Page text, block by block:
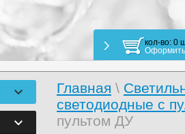
кол-во: 0
Оформить
Главная \
светодиодные с
пультом ДУ